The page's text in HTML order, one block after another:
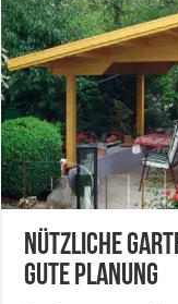
Nützliche
gute Planung